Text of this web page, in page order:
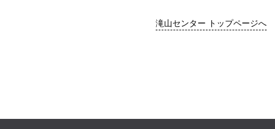
滝山センター トップページへ